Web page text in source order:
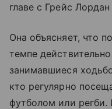
главе с Грейс
Она объясняет, что
темпе
занимавшиеся
кто регулярно
футболом или